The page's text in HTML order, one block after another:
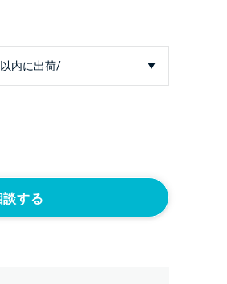
する